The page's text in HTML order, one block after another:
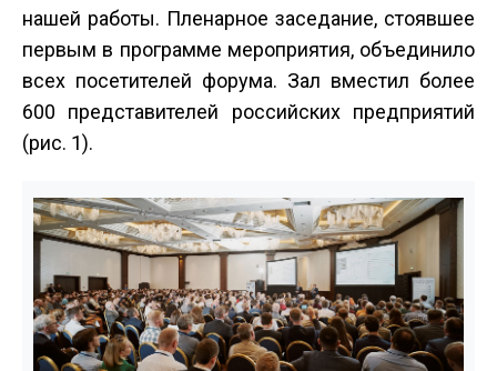
нашей работы. Пленарное заседание, стоявшее
первым в программе мероприятия, объединило
всех посетителей форума. Зал вместил более
600 представителей российских предприятий
(рис. 1).